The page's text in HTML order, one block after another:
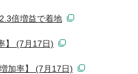
倍増益で着地
】 (7月17日)
加率】 (7月17日)